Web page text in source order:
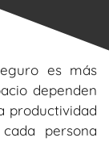
es más
dependen
productividad
persona